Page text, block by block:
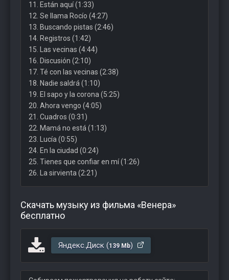
11. Están aquí (1:33)
12. Se llama Rocío (4:27)
13. Buscando pistas (2:46)
14. Registros (1:42)
15. Las vecinas (4:44)
16. Discusión (2:10)
17. Té con las vecinas (2:38)
18. Nadie saldrá (1:10)
19. El sapo y la corona (5:25)
20. Ahora vengo (4:05)
21. Cuadros (0:31)
22. Mamá no está (1:13)
23. Lucía (0:55)
24. En la ciudad (0:24)
25. Tienes que confiar en mí (1:26)
26. La sirvienta (2:21)
Скачать музыку из фильма «Венера»
бесплатно
Яндекс.Диск (139 Mb)